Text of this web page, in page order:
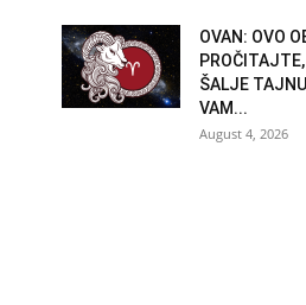
OVAN: OVO
ŠALJE
VAM...
August 4, 2026